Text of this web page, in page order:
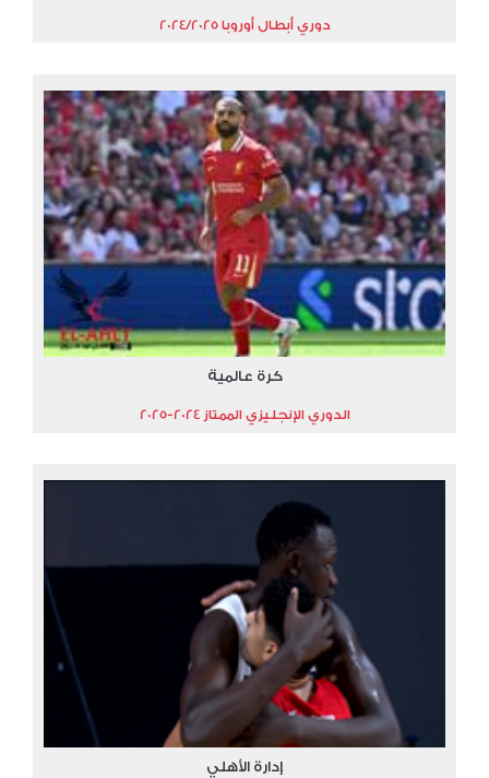
دوري أبطال أوروبا 2024/2025
كرة عالمية
الدوري الإنجليزي الممتاز 2024-2025
إدارة الأهلي